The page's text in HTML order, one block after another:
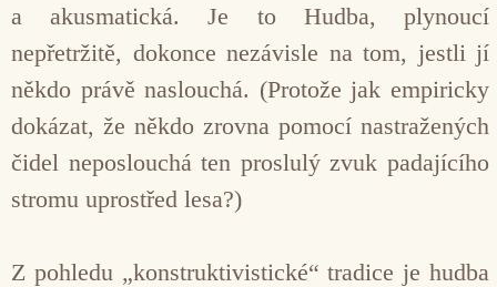
a akusmatická. Je to Hudba, plynoucí
nepřetržitě, do­konce nezávisle na tom, jestli jí
někdo právě naslouchá. (Protože jak empiric­ky
dokázat, že někdo zrovna pomocí nastražených
čidel neposlouchá ten proslulý zvuk padajícího
stromu upro­střed lesa?)
Z pohledu „konstruktivistické“ tradice je hudba